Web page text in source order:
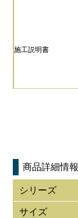
施工説明書
商品詳細情報
シリーズ
サイズ